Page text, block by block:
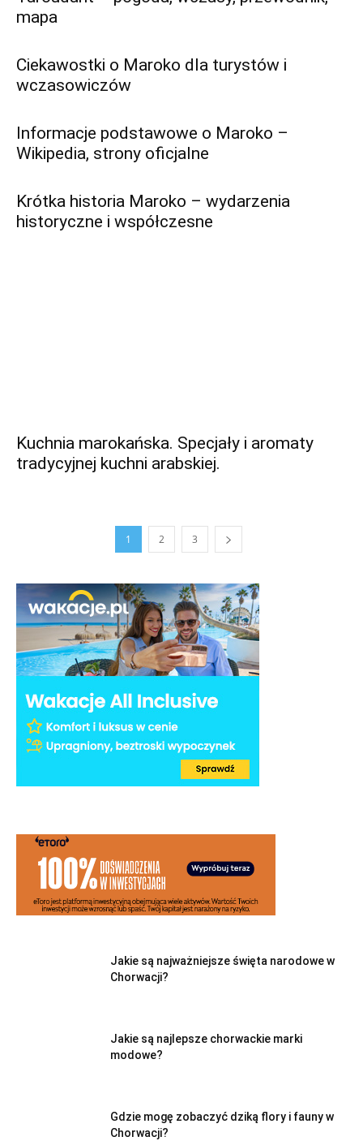
mapa
Ciekawostki o Maroko dla turystów i
wczasowiczów
Informacje podstawowe o Maroko –
Wikipedia, strony oficjalne
Krótka historia Maroko – wydarzenia
historyczne i współczesne
Kuchnia marokańska. Specjały i aromaty
tradycyjnej kuchni arabskiej.
1 2 3
Jakie są najważniejsze święta narodowe w
Chorwacji?
Jakie są najlepsze chorwackie marki
modowe?
Gdzie mogę zobaczyć dziką flory i fauny w
Chorwacji?